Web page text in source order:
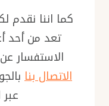
كما اننا نقدم
تعد من أحد
الاستفسار
الاتصال بنا
عبر